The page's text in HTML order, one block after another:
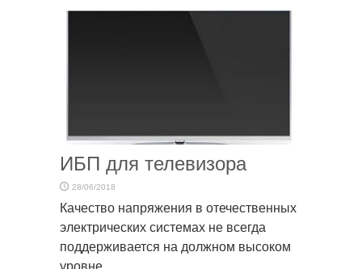
ИБП для телевизора
28/06/2018
Качество напряжения в отечественных
электрических системах не всегда
поддерживается на должном высоком
уровне.